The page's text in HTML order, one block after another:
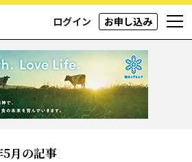
ログイン お申し込み
月の記事